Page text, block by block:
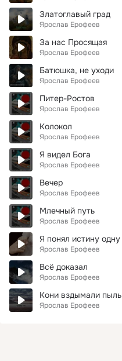
Златоглавый град
Ярослав Ерофеев
За нас Просящая
Ярослав Ерофеев
Батюшка, не уходи
Ярослав Ерофеев
Питер-Ростов
Ярослав Ерофеев
Колокол
Ярослав Ерофеев
Я видел Бога
Ярослав Ерофеев
Вечер
Ярослав Ерофеев
Млечный путь
Ярослав Ерофеев
Я понял истину одну
Ярослав Ерофеев
Всё доказал
Ярослав Ерофеев
Кони вздымали пыль
Ярослав Ерофеев